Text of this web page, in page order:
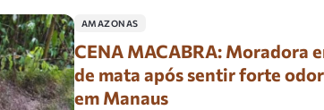
AMAZONAS
CENA MACABRA: Moradora
de mata após sentir forte
em Manaus